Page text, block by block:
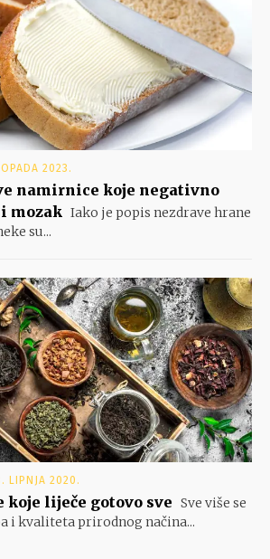
2023.
namirnice koje negativno
mozak Iako je popis nezdrave hrane
su...
LIPNJA 2020.
liječe gotovo sve Sve više se
i kvaliteta prirodnog načina...